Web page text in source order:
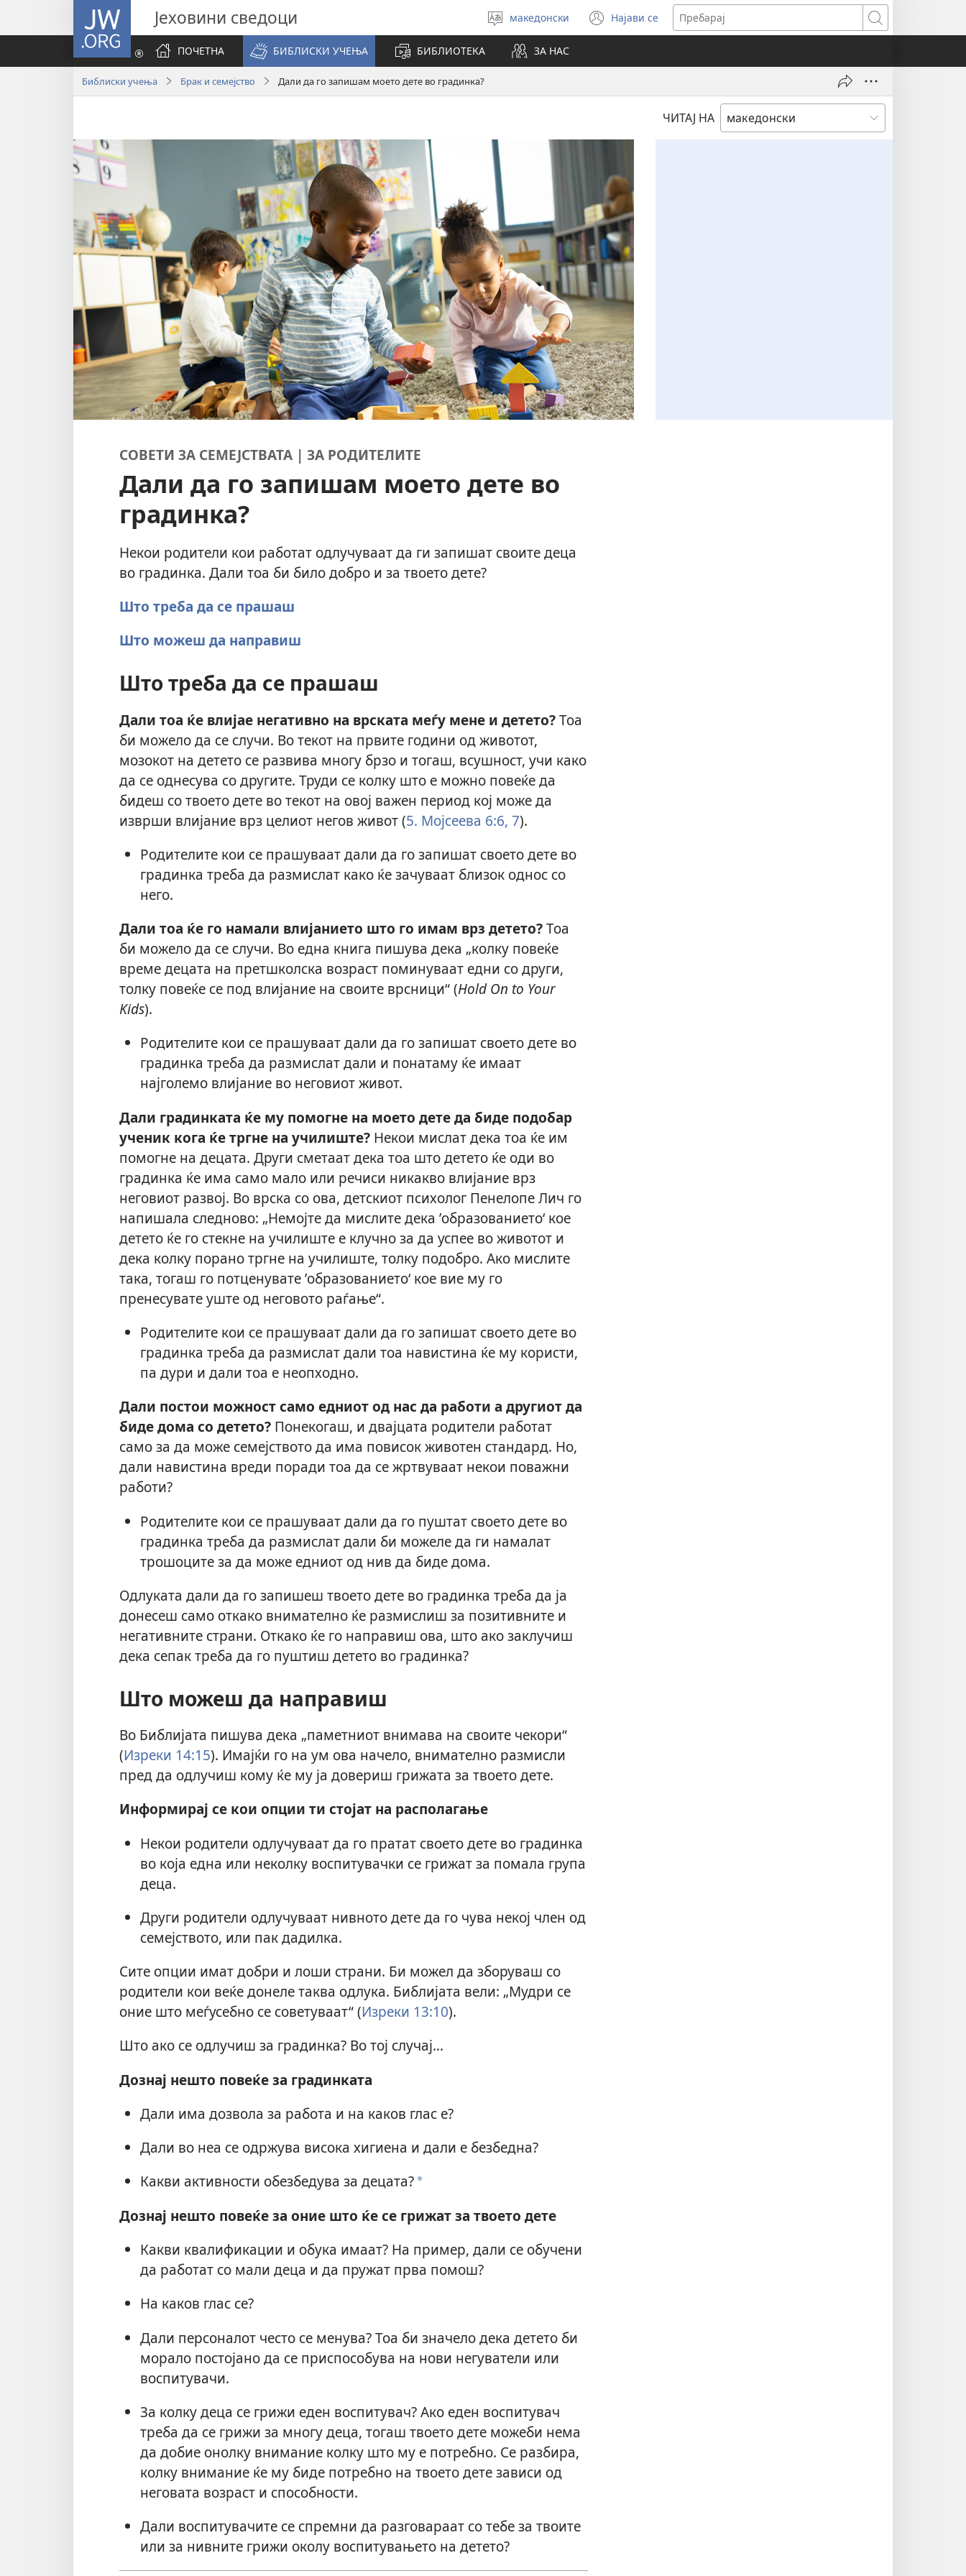
JW.ORG Јеховини сведоци
Избери
јазик
македонски Најави се
(opens
new
Пребарај
ПОЧЕТНА
БИБЛИСКИ УЧЕЊА БИБЛИОТЕКА ЗА НАС
Библиски учења Брак и семејство Дали да го запишам моето дете во градинка?
ЧИТАЈ НА
СОВЕТИ ЗА СЕМЕЈСТВАТА | ЗА РОДИТЕЛИТЕ
Дали да го запишам моето дете во
градинка?
Некои родители кои работат одлучуваат да ги запишат своите деца
во градинка. Дали тоа би било добро и за твоето дете?
Што треба да се прашаш
Што можеш да направиш
Што треба да се прашаш
Дали тоа ќе влијае негативно на врската меѓу мене и детето?Тоа
би можело да се случи. Во текот на првите години од животот,
мозокот на детето се развива многу брзо и тогаш, всушност, учи како
да се однесува со другите. Труди се колку што е можно повеќе да
бидеш со твоето дете во текот на овој важен период кој може да
изврши влијание врз целиот негов живот (5. Мојсеева 6:6, 7).
Родителите кои се прашуваат дали да го запишат своето дете во
градинка треба да размислат како ќе зачуваат близок однос со
него.
Дали тоа ќе го намали влијанието што го имам врз детето?Тоа
би можело да се случи. Во една книга пишува дека „колку повеќе
време децата на претшколска возраст поминуваат едни со други,
толку повеќе се под влијание на своите врсници“ (Hold On to Your
Kids).
Родителите кои се прашуваат дали да го запишат своето дете во
градинка треба да размислат дали и понатаму ќе имаат
најголемо влијание во неговиот живот.
Дали градинката ќе му помогне на моето дете да биде подобар
ученик кога ќе тргне на училиште? Некои мислат дека тоа ќе им
помогне на децата. Други сметаат дека тоа што детето ќе оди во
градинка ќе има само мало или речиси никакво влијание врз
неговиот развој. Во врска со ова, детскиот психолог Пенелопе Лич го
напишала следново: „Немојте да мислите дека ’образованието‘ кое
детето ќе го стекне на училиште е клучно за да успее во животот и
дека колку порано тргне на училиште, толку подобро. Ако мислите
така, тогаш го потценувате ’образованието‘ кое вие му го
пренесувате уште од неговото раѓање“.
Родителите кои се прашуваат дали да го запишат своето дете во
градинка треба да размислат дали тоа навистина ќе му користи,
па дури и дали тоа е неопходно.
Дали постои можност само едниот од нас да работи а другиот да
биде дома со детето? Понекогаш, и двајцата родители работат
само за да може семејството да има повисок животен стандард. Но,
дали навистина вреди поради тоа да се жртвуваат некои поважни
работи?
Родителите кои се прашуваат дали да го пуштат своето дете во
градинка треба да размислат дали би можеле да ги намалат
трошоците за да може едниот од нив да биде дома.
Одлуката дали да го запишеш твоето дете во градинка треба да ја
донесеш само откако внимателно ќе размислиш за позитивните и
негативните страни. Откако ќе го направиш ова, што ако заклучиш
дека сепак треба да го пуштиш детето во градинка?
Што можеш да направиш
Во Библијата пишува дека „паметниот внимава на своите чекори“
(Изреки 14:15). Имајќи го на ум ова начело, внимателно размисли
пред да одлучиш кому ќе му ја довериш грижата за твоето дете.
Информирај се кои опции ти стојат на располагање
Некои родители одлучуваат да го пратат своето дете во градинка
во која една или неколку воспитувачки се грижат за помала група
деца.
Други родители одлучуваат нивното дете да го чува некој член од
семејството, или пак дадилка.
Сите опции имат добри и лоши страни. Би можел да зборуваш со
родители кои веќе донеле таква одлука. Библијата вели: „Мудри се
оние што меѓусебно се советуваат“ (Изреки 13:10).
Што ако се одлучиш за градинка? Во тој случај...
Дознај нешто повеќе за градинката
Дали има дозвола за работа и на каков глас е?
Дали во неа се одржува висока хигиена и дали е безбедна?
Какви активности обезбедува за децата?a
Дознај нешто повеќе за оние што ќе се грижат за твоето дете
Какви квалификации и обука имаат? На пример, дали се обучени
да работат со мали деца и да пружат прва помош?
На каков глас се?
Дали персоналот често се менува? Тоа би значело дека детето би
морало постојано да се приспособува на нови негуватели или
воспитувачи.
За колку деца се грижи еден воспитувач? Ако еден воспитувач
треба да се грижи за многу деца, тогаш твоето дете можеби нема
да добие онолку внимание колку што му е потребно. Се разбира,
колку внимание ќе му биде потребно на твоето дете зависи од
неговата возраст и способности.
Дали воспитувачите се спремни да разговараат со тебе за твоите
или за нивните грижи околу воспитувањето на детето?